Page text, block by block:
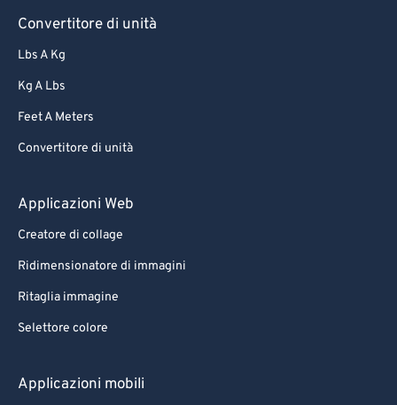
Convertitore di unità
Lbs A Kg
Kg A Lbs
Feet A Meters
Convertitore di unità
Applicazioni Web
Creatore di collage
Ridimensionatore di immagini
Ritaglia immagine
Selettore colore
Applicazioni mobili